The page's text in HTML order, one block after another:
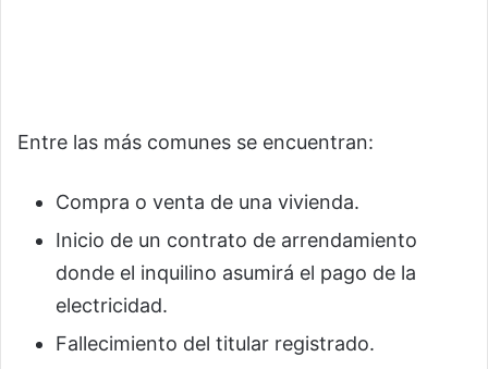
Entre las más comunes se encuentran:
Compra o venta de una vivienda.
Inicio de un contrato de arrendamiento
donde el inquilino asumirá el pago de la
electricidad.
Fallecimiento del titular registrado.